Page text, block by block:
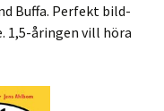
Buffa. Perfekt bild-
1,5-åringen vill höra